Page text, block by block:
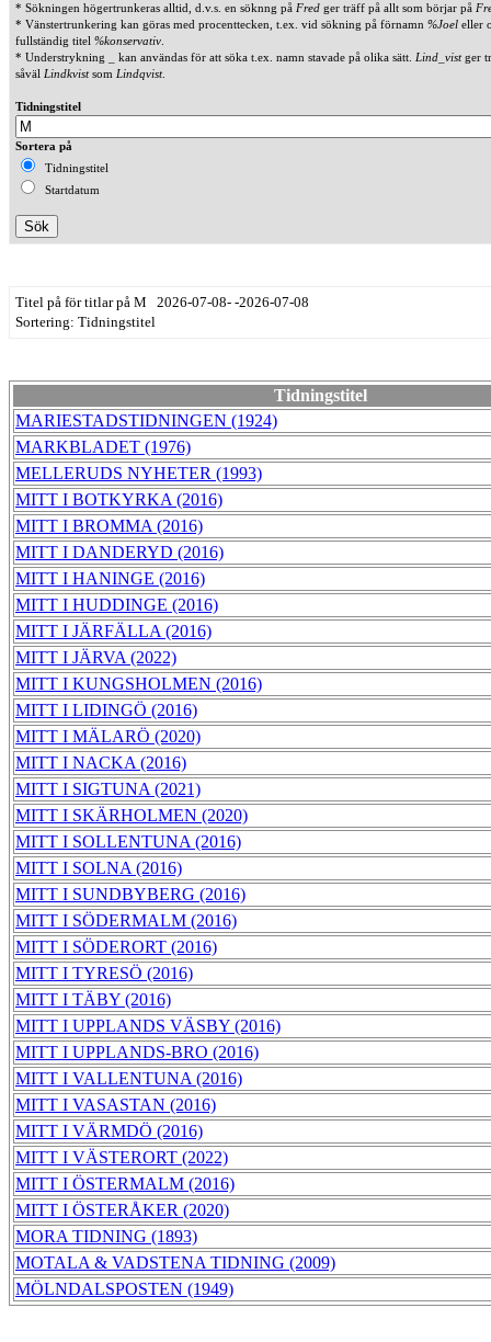
* Sökningen högertrunkeras alltid, d.v.s. en söknng på Fred ger träff på allt som börjar på
* Vänstertrunkering kan göras med procenttecken, t.ex. vid sökning på förnamn %Joel eller
fullständig titel %konservativ
* Understrykning _ kan användas för att söka t.ex. namn stavade på olika sätt. Lind_vistger
såväl Lindkvistsom Lindqvist.
Tidningstitel
Sortera på
Tidningstitel
Startdatum
Titel på för titlar på M 2026-07-08- -2026-07-08
Sortering: Tidningstitel
Tidningstitel
MARIESTADSTIDNINGEN (1924)
MARKBLADET (1976)
MELLERUDS NYHETER (1993)
MITT I BOTKYRKA (2016)
MITT I BROMMA (2016)
MITT I DANDERYD (2016)
MITT I HANINGE (2016)
MITT I HUDDINGE (2016)
MITT I JÄRFÄLLA (2016)
MITT I JÄRVA (2022)
MITT I KUNGSHOLMEN (2016)
MITT I LIDINGÖ (2016)
MITT I MÄLARÖ (2020)
MITT I NACKA (2016)
MITT I SIGTUNA (2021)
MITT I SKÄRHOLMEN (2020)
MITT I SOLLENTUNA (2016)
MITT I SOLNA (2016)
MITT I SUNDBYBERG (2016)
MITT I SÖDERMALM (2016)
MITT I SÖDERORT (2016)
MITT I TYRESÖ (2016)
MITT I TÄBY (2016)
MITT I UPPLANDS VÄSBY (2016)
MITT I UPPLANDS-BRO (2016)
MITT I VALLENTUNA (2016)
MITT I VASASTAN (2016)
MITT I VÄRMDÖ (2016)
MITT I VÄSTERORT (2022)
MITT I ÖSTERMALM (2016)
MITT I ÖSTERÅKER (2020)
MORA TIDNING (1893)
MOTALA & VADSTENA TIDNING (2009)
MÖLNDALSPOSTEN (1949)